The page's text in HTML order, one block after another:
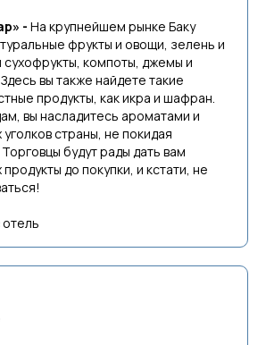
- На крупнейшем рынке Баку
фрукты и овощи, зелень и
сухофрукты, компоты, джемы и
вы также найдете такие
продукты, как икра и шафран.
вы насладитесь ароматами и
страны, не покидая
будут рады дать вам
до покупки, и кстати, не